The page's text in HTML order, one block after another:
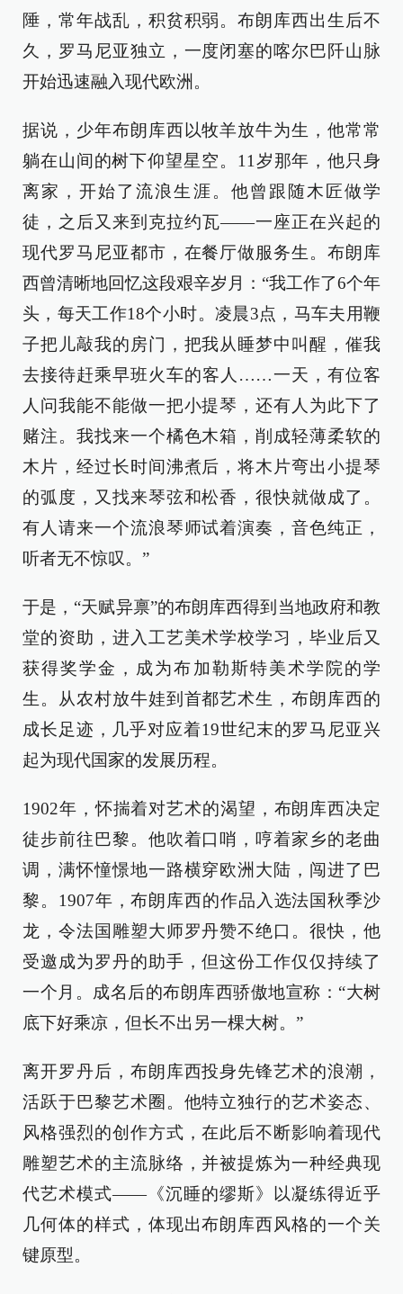
陲，常年战乱，积贫积弱。布朗库西出生后不
久，罗马尼亚独立，一度闭塞的喀尔巴阡山脉
开始迅速融入现代欧洲。
据说，少年布朗库西以牧羊放牛为生，他常常
躺在山间的树下仰望星空。11岁那年，他只身
离家，开始了流浪生涯。他曾跟随木匠做学
徒，之后又来到克拉约瓦——一座正在兴起的
现代罗马尼亚都市，在餐厅做服务生。布朗库
西曾清晰地回忆这段艰辛岁月：“我工作了6个年
头，每天工作18个小时。凌晨3点，马车夫用鞭
子把儿敲我的房门，把我从睡梦中叫醒，催我
去接待赶乘早班火车的客人……一天，有位客
人问我能不能做一把小提琴，还有人为此下了
赌注。我找来一个橘色木箱，削成轻薄柔软的
木片，经过长时间沸煮后，将木片弯出小提琴
的弧度，又找来琴弦和松香，很快就做成了。
有人请来一个流浪琴师试着演奏，音色纯正，
听者无不惊叹。”
于是，“天赋异禀”的布朗库西得到当地政府和教
堂的资助，进入工艺美术学校学习，毕业后又
获得奖学金，成为布加勒斯特美术学院的学
生。从农村放牛娃到首都艺术生，布朗库西的
成长足迹，几乎对应着19世纪末的罗马尼亚兴
起为现代国家的发展历程。
1902年，怀揣着对艺术的渴望，布朗库西决定
徒步前往巴黎。他吹着口哨，哼着家乡的老曲
调，满怀憧憬地一路横穿欧洲大陆，闯进了巴
黎。1907年，布朗库西的作品入选法国秋季沙
龙，令法国雕塑大师罗丹赞不绝口。很快，他
受邀成为罗丹的助手，但这份工作仅仅持续了
一个月。成名后的布朗库西骄傲地宣称：“大树
底下好乘凉，但长不出另一棵大树。”
离开罗丹后，布朗库西投身先锋艺术的浪潮，
活跃于巴黎艺术圈。他特立独行的艺术姿态、
风格强烈的创作方式，在此后不断影响着现代
雕塑艺术的主流脉络，并被提炼为一种经典现
代艺术模式——《沉睡的缪斯》以凝练得近乎
几何体的样式，体现出布朗库西风格的一个关
键原型。